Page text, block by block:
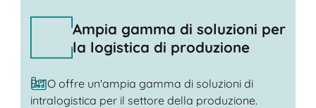
Ampia gamma di soluzioni per
la logistica di produzione
BITO offre un'ampia gamma di soluzioni di
intralogistica per il settore della produzione.